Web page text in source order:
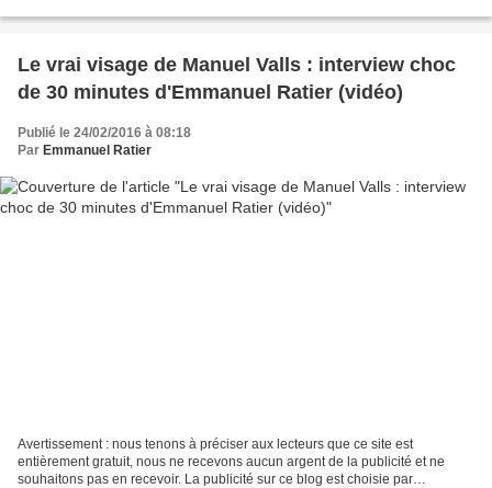
Le vrai visage de Manuel Valls : interview choc
de 30 minutes d'Emmanuel Ratier (vidéo)
Publié le 24/02/2016 à 08:18
Par Emmanuel Ratier
Avertissement : nous tenons à préciser aux lecteurs que ce site est
entièrement gratuit, nous ne recevons aucun argent de la publicité et ne
souhaitons pas en recevoir. La publicité sur ce blog est choisie par